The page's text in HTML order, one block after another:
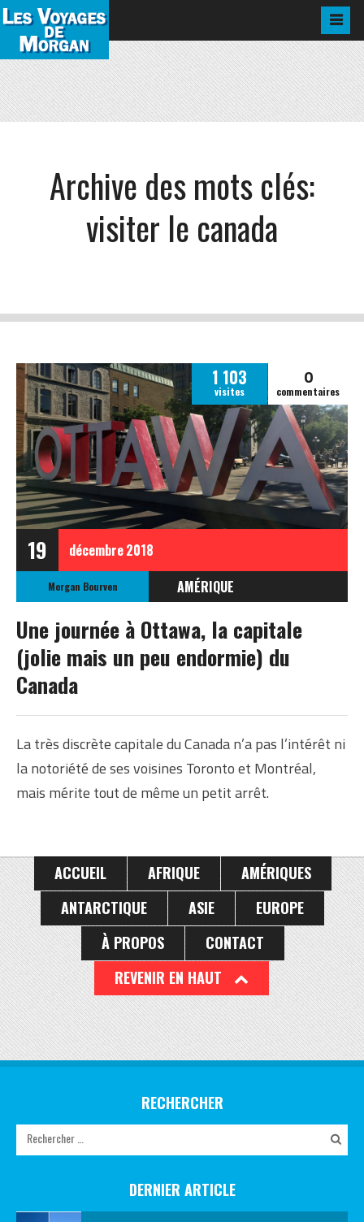
Archive des mots clés:
visiter le canada
19 décembre2018
1 103
visites
0
commentaires
Morgan Bourven
AMÉRIQUE
CANADA
Une journée à Ottawa, la capitale
(jolie mais un peu endormie) du
Canada
La très discrète capitale du Canada n’a pas l’intérêt ni
la notoriété de ses voisines Toronto et Montréal,
mais mérite tout de même un petit arrêt.
ACCUEIL AFRIQUE
AMÉRIQUES
ANTARCTIQUE
ASIE
EUROPE
À PROPOS
CONTACT
REVENIR EN HAUT
RECHERCHER
DERNIER ARTICLE